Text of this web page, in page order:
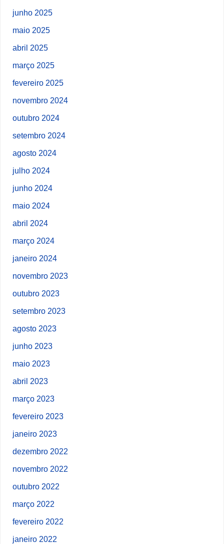
junho 2025
maio 2025
abril 2025
março 2025
fevereiro 2025
novembro 2024
outubro 2024
setembro 2024
agosto 2024
julho 2024
junho 2024
maio 2024
abril 2024
março 2024
janeiro 2024
novembro 2023
outubro 2023
setembro 2023
agosto 2023
junho 2023
maio 2023
abril 2023
março 2023
fevereiro 2023
janeiro 2023
dezembro 2022
novembro 2022
outubro 2022
março 2022
fevereiro 2022
janeiro 2022